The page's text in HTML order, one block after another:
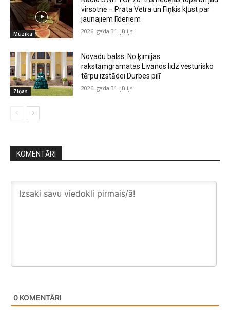
Mūzika
virsotnē – Prāta Vētra un Fiņķis kļūst par
jaunajiem līderiem
2026. gada 31. jūlijs
Ziņas
Novadu balss: No ķīmijas
rakstāmgrāmatas Līvānos līdz vēsturisko
tērpu izstādei Durbes pilī
2026. gada 31. jūlijs
KOMENTĀRI
0 KOMENTĀRI